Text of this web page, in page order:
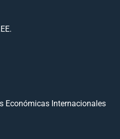
Económicas Internacionales